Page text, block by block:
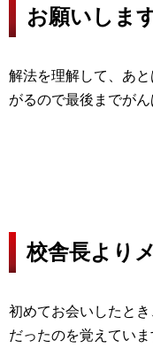
お願いしま
解法を理解して、あ
がるので最後までがん
校舎長より
初めてお会いしたと
だったのを覚えていま